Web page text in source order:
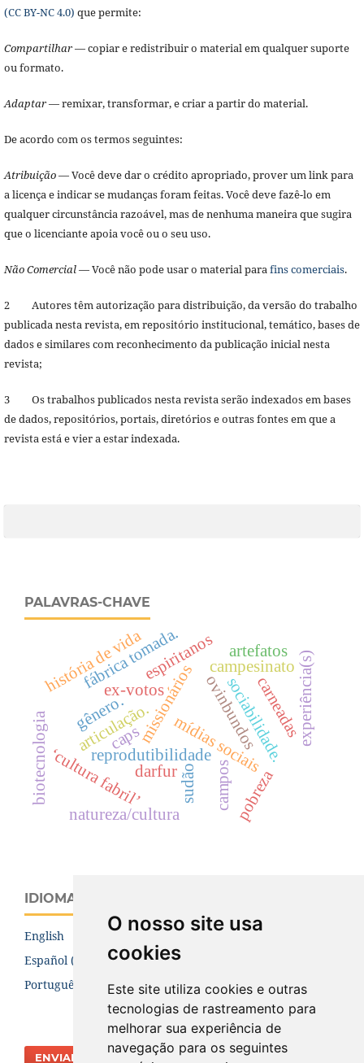
O nosso site usa
cookies
Este site utiliza cookies e outras
tecnologias de rastreamento para
melhorar sua experiência de
navegação para os seguintes
(CC BY-NC 4.0) que permite:
Compartilhar— copiar e redistribuir o material em qualquer suporte
ou formato.
Adaptar— remixar, transformar, e criar a partir do material.
De acordo com os termos seguintes:
Atribuição— Você deve dar o crédito apropriado, prover um link para
a licença e indicar se mudanças foram feitas. Você deve fazê-lo em
qualquer circunstância razoável, mas de nenhuma maneira que sugira
que o licenciante apoia você ou o seu uso.
Não Comercial— Você não pode usar o material parafins comerciais.
2 Autores têm autorização para distribuição, da versão do trabalho
publicada nesta revista, em repositório institucional, temático, bases de
dados e similares com reconhecimento da publicação inicial nesta
revista;
3 Os trabalhos publicados nesta revista serão indexados em bases
de dados, repositórios, portais, diretórios e outras fontes em que a
revista está e vier a estar indexada.
PALAVRAS-CHAVE
mídias sociais
reprodutibilidade
ovinbundos
missionários sociabilidade.
campesinato
carneadas
ex-votos
sudão
fábrica tomada. experiência(s)
‘cultura fabril’
história de vida
articulação.
campos
espiritanos
darfur pobreza
gênero.
natureza/cultura
biotecnologia
artefatos
caps
IDIOMA
English
Español (España)
Português (Brasil)
ENVIAR SUBMISSÃO